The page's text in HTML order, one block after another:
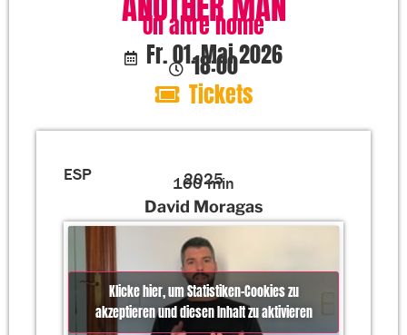
Un altre home
Fr. 01. Mai 2026
18:00
Tickets
ESP 2025
100 min
David Moragas
Klicke hier, um Statistiken-Cookies zu
akzeptieren und diesen Inhalt zu aktivieren